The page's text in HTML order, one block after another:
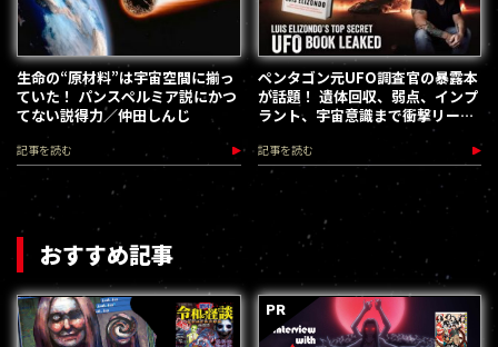
生命の“原材料”は宇宙空間に揃っ
ていた！ パンスペルミア説にかつ
てない説得力／仲田しんじ
記事を読む
ペンタゴン元UFO調査官の暴露本
が話題！ 遺体回収、弱点、インプ
ラント、宇宙意識まで衝撃リーク
記事を読む
おすすめ記事